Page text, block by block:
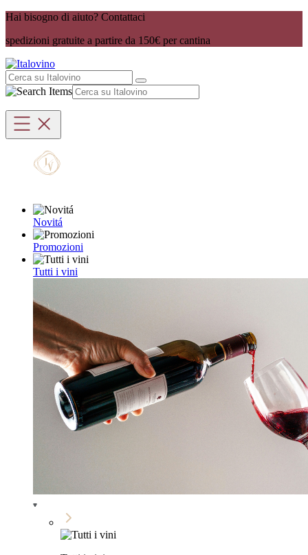
Hai bisogno di aiuto? Contattaci
spedizioni gratuite a partire da 150€ per cantina
Novitá
Promozioni
Tutti i vini